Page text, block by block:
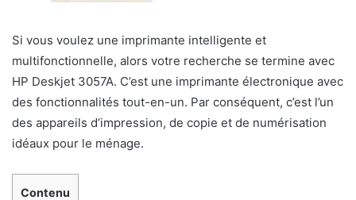
Si vous voulez une imprimante intelligente et
multifonctionnelle, alors votre recherche se termine avec
HP Deskjet 3057A. C’est une imprimante électronique avec
des fonctionnalités tout-en-un. Par conséquent, c’est l’un
des appareils d’impression, de copie et de numérisation
idéaux pour le ménage.
Contenu